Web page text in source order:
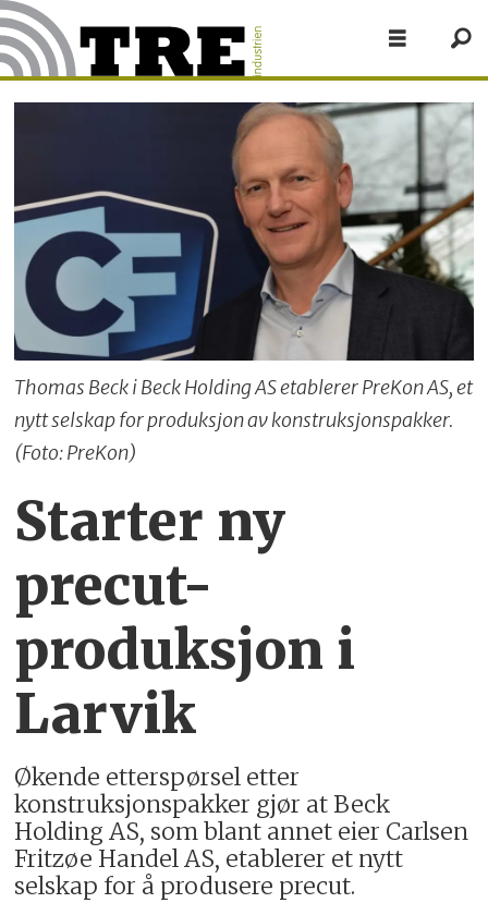
Thomas Beck i Beck Holding AS etablerer PreKon AS, et
nytt selskap for produksjon av konstruksjonspakker.
(Foto: PreKon)
Starter ny
precut-
produksjon i
Larvik
Økende etterspørsel etter
konstruksjonspakker gjør at Beck
Holding AS, som blant annet eier Carlsen
Fritzøe Handel AS, etablerer et nytt
selskap for å produsere precut.